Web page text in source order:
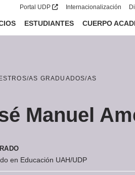
Portal UDP Internacionalización
ESTUDIANTES CUERPO
AS GRADUADOS/AS
Manuel
en Educación UAH/UDP